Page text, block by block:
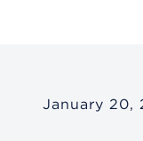
January 20,